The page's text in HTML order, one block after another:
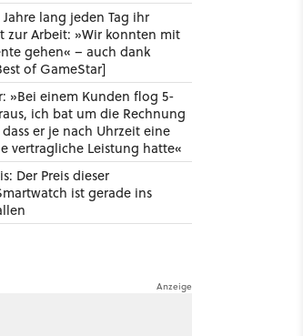
lang jeden Tag ihr
zur Arbeit: »Wir konnten mit
gehen« – auch dank
of GameStar]
»Bei einem Kunden flog 5-
ich bat um die Rechnung
er je nach Uhrzeit eine
vertragliche Leistung hatte«
Der Preis dieser
ist gerade ins